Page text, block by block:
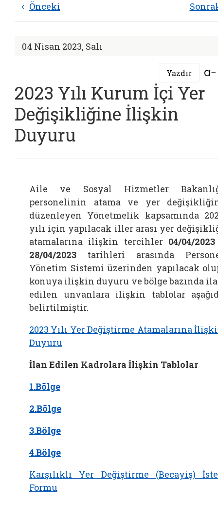
Önceki
04 Nisan 2023, Salı
Yazdır
2023 Yılı Kurum İçi Yer
Değişikliğine İlişkin
Duyuru
Aile ve Sosyal Hizmetler
personelinin atama ve yer
düzenleyen Yönetmelik kapsamında
yılı için yapılacak iller arası yer
atamalarına ilişkin tercihler 04/04/
28/04/2023 tarihleri arasında
Yönetim Sistemi üzerinden yapılacak
konuya ilişkin duyuru ve bölge bazında
edilen unvanlara ilişkin tablolar
belirtilmiştir.
2023 Yılı Yer Değiştirme Atamalarına
Duyuru
İlan Edilen Kadrolara İlişkin Tablolar
1.Bölge
2.Bölge
3.Bölge
4.Bölge
Karşılıklı Yer Değiştirme (Becayiş)
Formu